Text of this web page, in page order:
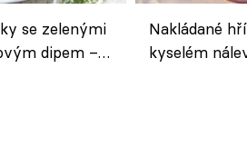
se zelenými
dipem –
Nakládané
kyselém